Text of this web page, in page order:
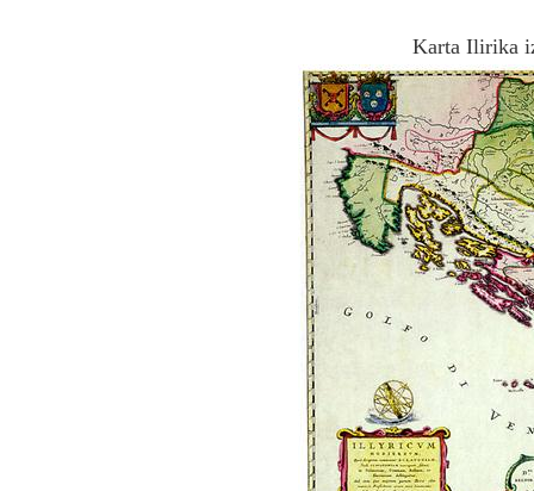
Karta Ilirika